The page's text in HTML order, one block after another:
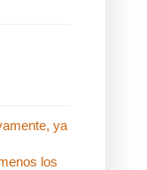
ya
los